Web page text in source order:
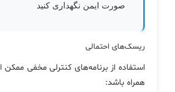
صورت ایمن نگهداری کنید
ریسک‌های احتمالی
استفاده از برنامه‌های کنترلی مخفی
همراه باشد: